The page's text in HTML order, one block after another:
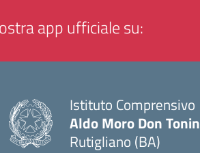
app ufficiale su:
Istituto Comprensivo
Aldo Moro Don
Rutigliano (BA)